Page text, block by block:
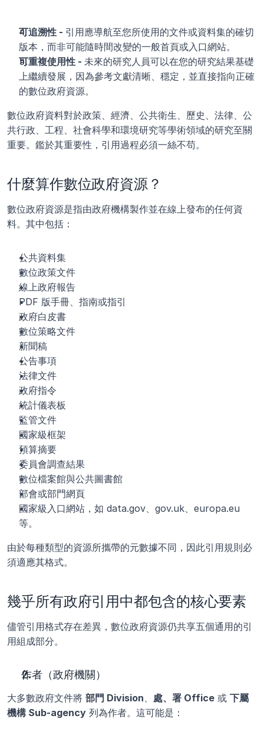
可追溯性 - 引用應導航至您所使用的文件或資料集的確切
版本，而非可能隨時間改變的一般首頁或入口網站。
可重複使用性 - 未來的研究人員可以在您的研究結果基礎
上繼續發展，因為參考文獻清晰、穩定，並直接指向正確
的數位政府資源。
數位政府資料對於政策、經濟、公共衛生、歷史、法律、公
共行政、工程、社會科學和環境研究等學術領域的研究至關
重要。鑑於其重要性，引用過程必須一絲不苟。
什麼算作數位政府資源？
數位政府資源是指由政府機構製作並在線上發布的任何資
料。其中包括：
公共資料集
數位政策文件
線上政府報告
PDF 版手冊、指南或指引
政府白皮書
數位策略文件
新聞稿
公告事項
法律文件
政府指令
統計儀表板
監管文件
國家級框架
預算摘要
委員會調查結果
數位檔案館與公共圖書館
部會或部門網頁
國家級入口網站，如 data.gov、gov.uk、europa.eu
等。
由於每種類型的資源所攜帶的元數據不同，因此引用規則必
須適應其格式。
幾乎所有政府引用中都包含的核心要素
儘管引用格式存在差異，數位政府資源仍共享五個通用的引
用組成部分。
作者（政府機關）
大多數政府文件將 部門 Division、 處、署 Office 或 下屬
機構 Sub-agency 列為作者。這可能是：